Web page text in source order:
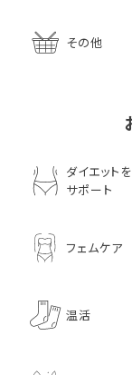
その他
ダイエットを
サポート
フェムケア
温活